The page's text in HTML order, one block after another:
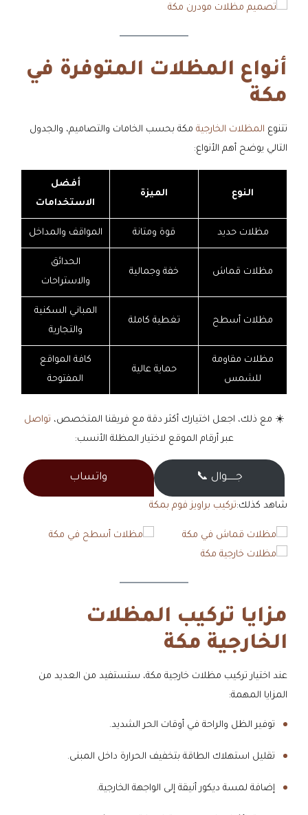
أنواع المظلات المتوفرة في
مكة
تتنوع المظلات الخارجية مكة بحسب الخامات والتصاميم، والجدول
التالي يوضح أهم الأنواع:
النوع الميزة
أفضل
الاستخدامات
مظلات حديد قوة ومتانة المواقف والمداخل
مظلات قماش خفة وجمالية
الحدائق
والاستراحات
مظلات أسطح تغطية كاملة
المباني السكنية
والتجارية
مظلات مقاومة
للشمس
حماية عالية
كافة المواقع
المفتوحة
☀️ مع ذلك، اجعل اختيارك أكثر دقة مع فريقنا المتخصص، تواصل
عبر أرقام الموقع لاختيار المظلة الأنسب:
جــــــوال 📞 واتساب
شاهد كذلك:تركيب براويز فوم بمكة
مزايا تركيب المظلات
الخارجية مكة
عند اختيار تركيب مظلات خارجية مكة، ستستفيد من العديد من
المزايا المهمة:
توفير الظل والراحة في أوقات الحر الشديد.
تقليل استهلاك الطاقة بتخفيف الحرارة داخل المبنى.
إضافة لمسة ديكور أنيقة إلى الواجهة الخارجية.